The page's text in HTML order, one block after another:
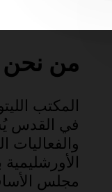
من نحن
المكتب
في القدس
والفعاليات
مجلس